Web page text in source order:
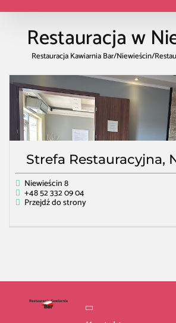
Restauracja w
Restauracja Kawiarnia Bar/Niewieścin/
Strefa Restauracyjna,
Niewieścin 8
+48 52 332 09 04
Przejdź do strony